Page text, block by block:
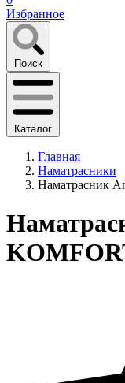
Избранное
Поиск
Каталог
Главная
Наматрасники
Наматрасник